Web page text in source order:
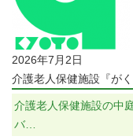
2026年7月2日
介護老人保健施設『がく
介護老人保健施設の中
バ…